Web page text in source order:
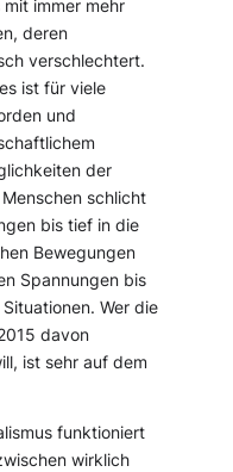
immer mehr
deren
verschlechtert.
ist für viele
und
der
schlicht
bis tief in die
Bewegungen
Spannungen bis
Wer die
davon
ist sehr auf dem
funktioniert
wirklich